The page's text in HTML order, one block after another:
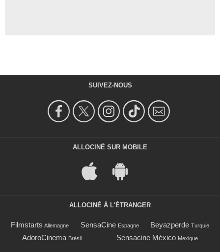
SUIVEZ-NOUS
ALLOCINÉ SUR MOBILE
ALLOCINÉ À L'ÉTRANGER
Filmstarts Allemagne SensaCine Espagne Beyazperde Turquie
AdoroCinema Brésil Sensacine México Mexique